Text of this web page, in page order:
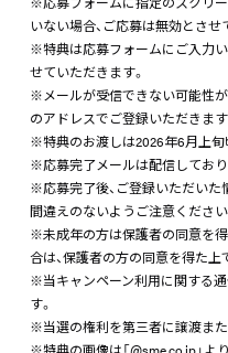
いない場合、ご応募は無効とさせ
※特典は応募フォームにご入力
せていただきます。
※メールが受信できない可能性が
のアドレスでご登録いただきま
※特典のお渡しは2026年6月上旬
※応募完了メールは配信しており
※応募完了後、ご登録いただい
間違えのないようご注意ください
※未成年の方は保護者の同意を
合は、保護者の方の同意を得た
※当キャンペーン利用に関する
す。
※当選の権利を第三者に譲渡また